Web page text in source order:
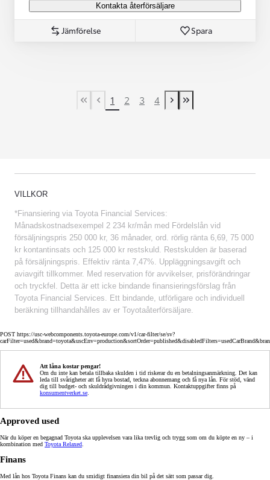
Kontakta återförsäljare
Jämförelse Spara
First Page
Previous page
1 2 3 4
Next page
Last Page
VILLKOR
*Finansiering via Toyota Financial Services:
Månadskostnadsexempel 2 234 kr/mån med Fördelslån vid
försäljningspris 250 000 kr, 36 månader, ord. rörlig ränta 6,69, 75 000
kr kontantinsats och 125 000 kr restskuld. Restskulden är baserad
på försäljningspris. Effektiv ränta 7,47%. Uppläggningsavgift och
aviavgift tillkommer. Med reservation för avvikelser, prisförändringar
och tryckfel. Detta är ett icke bindande finansieringsförslag från
Toyota Financial Services. Ett bindande, utförligare och individuell
beräkning tillhandahålles av er Toyotaåterförsäljare.
POST https://usc-webcomponents.toyota-europe.com/v1/car-filter/se/sv?
Att låna kostar pengar!
Om du inte kan betala tillbaka skulden i tid riskerar du en betalningsanmärkning. Det kan
leda till svårigheter att få hyra bostad, teckna abonnemang och få nya lån. För stöd, vänd
dig till budget- och skuldrådgivningen i din kommun. Kontaktuppgifter finns på
konsumentverket.se
Approved used
När du köper en begagnad Toyota ska upplevelsen vara lika trevlig och trygg som om du köpte en ny – i
kombination med Toyota Relaxed
Finans
Med lån hos Toyota Finans kan du smidigt finansiera din bil på det sätt som passar dig.